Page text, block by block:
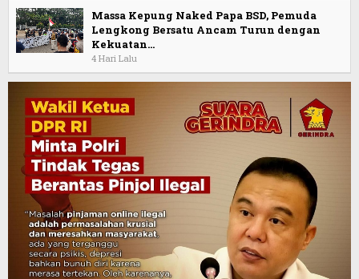
Massa Kepung Naked Papa BSD, Pemuda
Lengkong Bersatu Ancam Turun dengan
Kekuatan…
4 Hari Lalu